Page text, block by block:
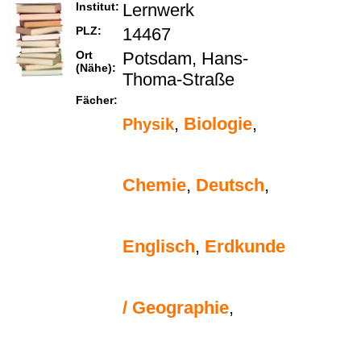
Institut: Lernwerk
PLZ: 14467
Ort
(Nähe):
Potsdam, Hans-
Thoma-Straße
Fächer:
Physik, Biologie,
Chemie, Deutsch,
Englisch, Erdkunde
/ Geographie,